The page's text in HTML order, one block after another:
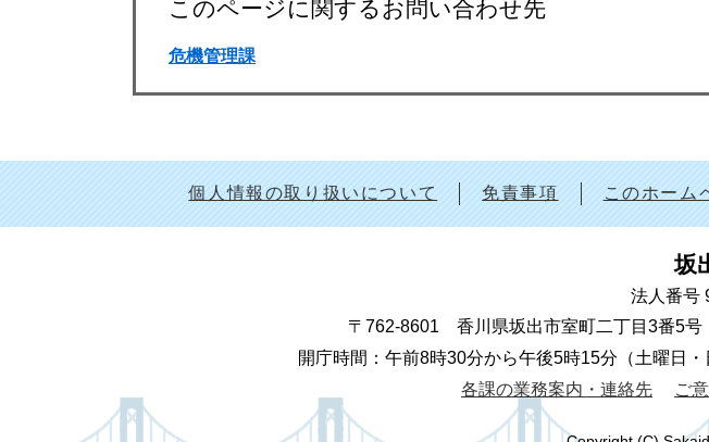
このページに関するお問い合わせ先
危機管理課
個人情報の取り扱いについて 免責事項 このホーム
坂
法人番号
〒762-8601 香川県坂出市室町二丁目3番5号
開庁時間：午前8時30分から午後5時15分（土曜日
各課の業務案内・連絡先
ご